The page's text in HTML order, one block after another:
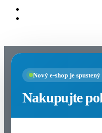
Nový e-shop je spustený
Nakupujte